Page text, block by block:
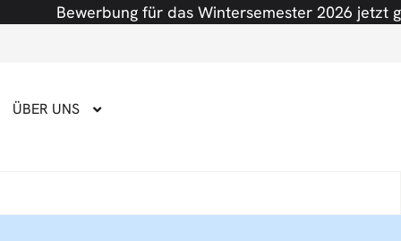
Bewerbung für das Wintersemester 2026 jetzt
ÜBER UNS